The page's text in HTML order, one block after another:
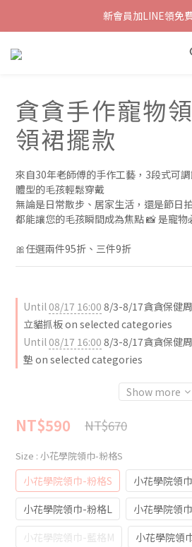
新會員加LINE領免
貪貪手作寵物
領裙擺款
來自30年老師傅的手作工藝，3段式可
體型的毛孩輕鬆穿戴
無論是日常散步、居家生活，還是節日
都能讓您的毛孩瞬間成為焦點 📸 是寵物
🎀任選兩件95折、三件9折
Until08/17 16:00 8/3-8/17貪貪保健
立貓抓板 on selected categories
Until08/17 16:00 8/3-8/17貪貪保健
墊 on selected categories
Show more
NT$670
NT$590
Size : 小花學院領巾-粉格S
小花學院領巾-粉格S
小花學院領
小花學院領巾-粉格L
小花學院領
小花學院領巾-藍格M
小花學院領